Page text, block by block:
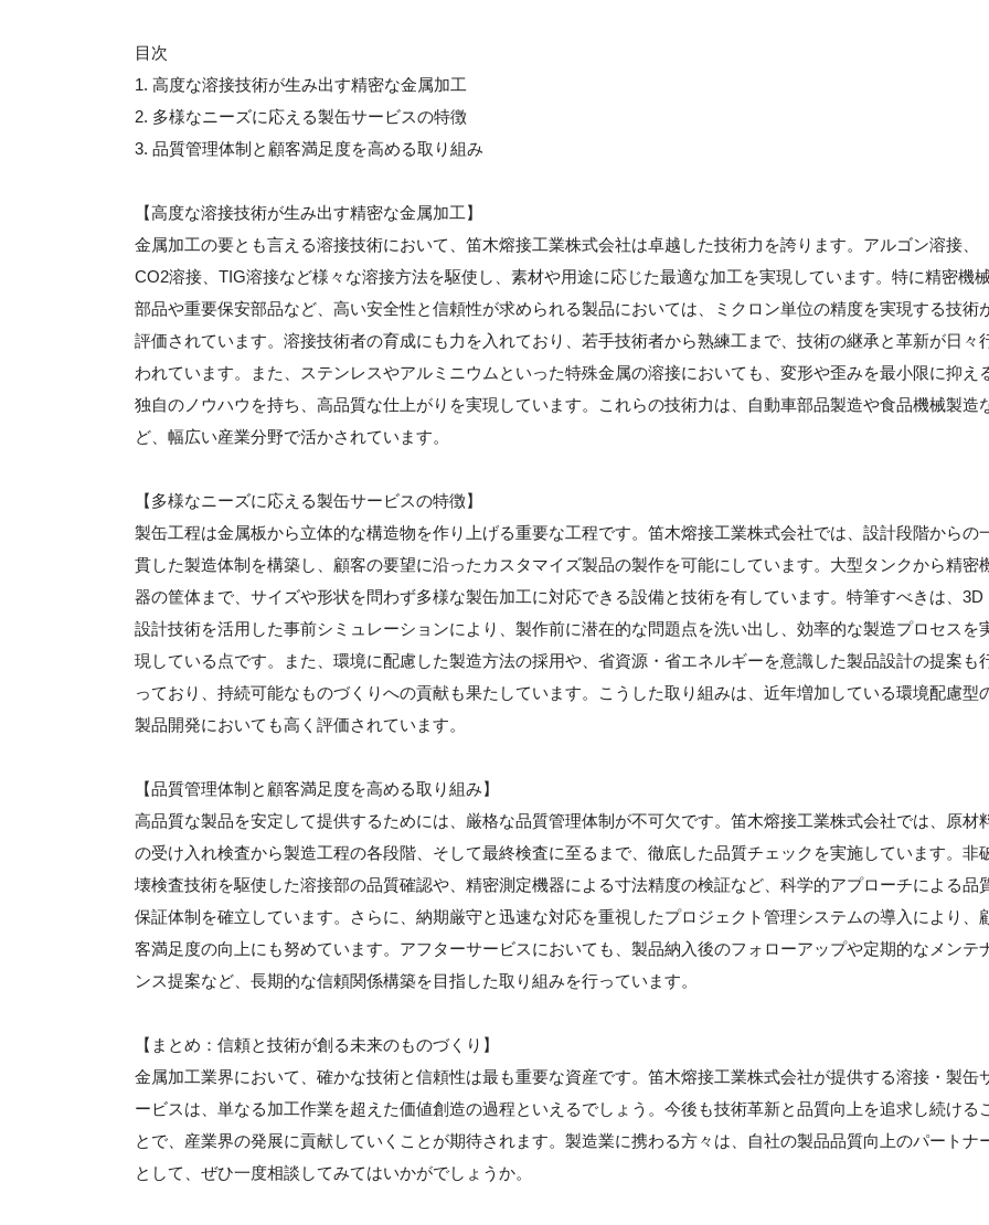
目次
1. 高度な溶接技術が生み出す精密な金属加工
2. 多様なニーズに応える製缶サービスの特徴
3. 品質管理体制と顧客満足度を高める取り組み
【高度な溶接技術が生み出す精密な金属加工】
金属加工の要とも言える溶接技術において、笛木熔接工業株式会社は卓越した技術力を誇ります。アルゴン溶接、
CO2溶接、TIG溶接など様々な溶接方法を駆使し、素材や用途に応じた最適な加工を実現しています。特に精密機
部品や重要保安部品など、高い安全性と信頼性が求められる製品においては、ミクロン単位の精度を実現する技術
評価されています。溶接技術者の育成にも力を入れており、若手技術者から熟練工まで、技術の継承と革新が日々
われています。また、ステンレスやアルミニウムといった特殊金属の溶接においても、変形や歪みを最小限に抑え
独自のノウハウを持ち、高品質な仕上がりを実現しています。これらの技術力は、自動車部品製造や食品機械製造
ど、幅広い産業分野で活かされています。
【多様なニーズに応える製缶サービスの特徴】
製缶工程は金属板から立体的な構造物を作り上げる重要な工程です。笛木熔接工業株式会社では、設計段階からの
貫した製造体制を構築し、顧客の要望に沿ったカスタマイズ製品の製作を可能にしています。大型タンクから精密
器の筐体まで、サイズや形状を問わず多様な製缶加工に対応できる設備と技術を有しています。特筆すべきは、3D
設計技術を活用した事前シミュレーションにより、製作前に潜在的な問題点を洗い出し、効率的な製造プロセスを
現している点です。また、環境に配慮した製造方法の採用や、省資源・省エネルギーを意識した製品設計の提案も
っており、持続可能なものづくりへの貢献も果たしています。こうした取り組みは、近年増加している環境配慮型
製品開発においても高く評価されています。
【品質管理体制と顧客満足度を高める取り組み】
高品質な製品を安定して提供するためには、厳格な品質管理体制が不可欠です。笛木熔接工業株式会社では、原材
の受け入れ検査から製造工程の各段階、そして最終検査に至るまで、徹底した品質チェックを実施しています。非
壊検査技術を駆使した溶接部の品質確認や、精密測定機器による寸法精度の検証など、科学的アプローチによる品
保証体制を確立しています。さらに、納期厳守と迅速な対応を重視したプロジェクト管理システムの導入により、
客満足度の向上にも努めています。アフターサービスにおいても、製品納入後のフォローアップや定期的なメンテ
ンス提案など、長期的な信頼関係構築を目指した取り組みを行っています。
【まとめ：信頼と技術が創る未来のものづくり】
金属加工業界において、確かな技術と信頼性は最も重要な資産です。笛木熔接工業株式会社が提供する溶接・製缶
ービスは、単なる加工作業を超えた価値創造の過程といえるでしょう。今後も技術革新と品質向上を追求し続ける
とで、産業界の発展に貢献していくことが期待されます。製造業に携わる方々は、自社の製品品質向上のパートナ
として、ぜひ一度相談してみてはいかがでしょうか。